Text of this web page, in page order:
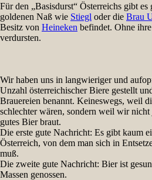
Für den „Basisdurst“ Österreichs gibt
goldenen Naß wie Stiegl oder die Brau
Besitz von Heineken befindet. Ohne
verdursten.
Wir haben uns in langwieriger und
Unzahl österreichischer Biere gestellt
Brauereien benannt. Keineswegs, weil
schlechter wären, sondern weil wir nicht
gutes Bier braut.
Die erste gute Nachricht: Es gibt kaum
Österreich, von dem man sich in
muß.
Die zweite gute Nachricht: Bier ist
Massen genossen.